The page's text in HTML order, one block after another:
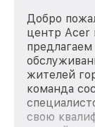
Добро
центр
жителей
команда
свою